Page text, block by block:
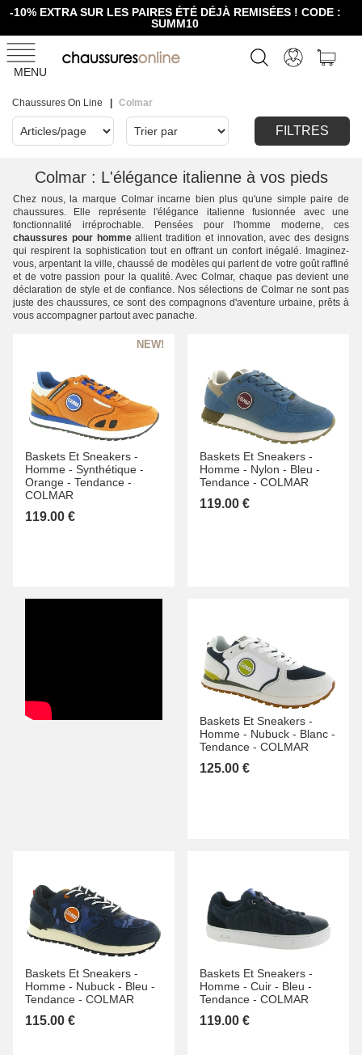
-10% EXTRA SUR LES PAIRES ÉTÉ DÉJÀ REMISÉES ! CODE :
SUMM10
MENU
Chaussures On Line Colmar
FILTRES
Colmar : L'élégance italienne à vos pieds
Chez nous, la marque Colmar incarne bien plus qu'une simple paire de
chaussures. Elle représente l'élégance italienne fusionnée avec une
fonctionnalité irréprochable. Pensées pour l'homme moderne, ces
chaussures pour hommeallient tradition et innovation, avec des designs
qui respirent la sophistication tout en offrant un confort inégalé. Imaginez-
vous, arpentant la ville, chaussé de modèles qui parlent de votre goût raffiné
et de votre passion pour la qualité. Avec Colmar, chaque pas devient une
déclaration de style et de confiance. Nos sélections de Colmar ne sont pas
juste des chaussures, ce sont des compagnons d'aventure urbaine, prêts à
vous accompagner partout avec panache.
Baskets Et Sneakers -
Homme - Synthétique -
Orange - Tendance -
COLMAR
119.00 €
Baskets Et Sneakers -
Homme - Nylon - Bleu -
Tendance - COLMAR
119.00 €
Baskets Et Sneakers -
Homme - Nubuck - Blanc -
Tendance - COLMAR
125.00 €
Baskets Et Sneakers -
Homme - Nubuck - Bleu -
Tendance - COLMAR
115.00 €
Baskets Et Sneakers -
Homme - Cuir - Bleu -
Tendance - COLMAR
119.00 €